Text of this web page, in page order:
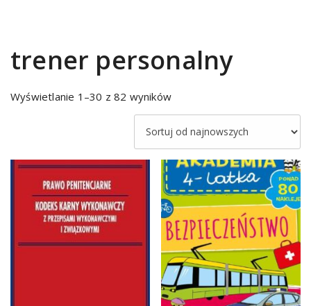
trener personalny
Wyświetlanie 1–30 z 82 wynikówSorted
latest